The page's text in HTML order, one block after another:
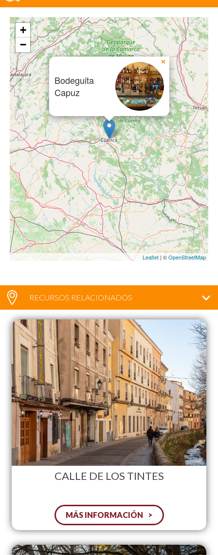
Bodeguita
Capuz
×
+
−
Leaflet | ©OpenStreetMap
RECURSOS RELACIONADOS
CALLE DE LOS TINTES
MÁS INFORMACIÓN